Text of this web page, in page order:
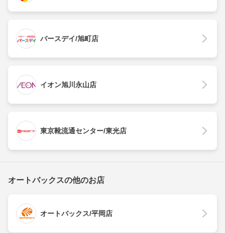
バースデイ/旭町店
イオン旭川永山店
東京靴流通センター/東光店
オートバックスの他のお店
オートバックス/平岡店